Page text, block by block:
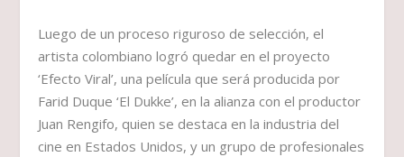
Luego de un proceso riguroso de selección, el
artista colombiano logró quedar en el proyecto
‘Efecto Viral’, una película que será producida por
Farid Duque ‘El Dukke’, en la alianza con el productor
Juan Rengifo, quien se destaca en la industria del
cine en Estados Unidos, y un grupo de profesionales